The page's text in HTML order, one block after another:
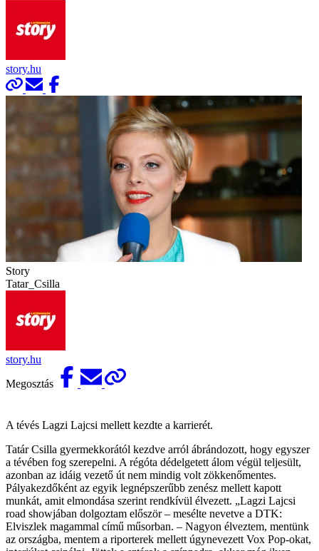
story.hu
Story
Tatar_Csilla
story.hu
Megosztás
A tévés Lagzi Lajcsi mellett kezdte a karrierét.
Tatár Csilla gyermekkorától kezdve arról ábrándozott, hogy egyszer
a tévében fog szerepelni. A régóta dédelgetett álom végül teljesült,
azonban az idáig vezető út nem mindig volt zökkenőmentes.
Pályakezdőként az egyik legnépszerűbb zenész mellett kapott
munkát, amit elmondása szerint rendkívül élvezett. „Lagzi Lajcsi
road showjában dolgoztam először – mesélte nevetve a DTK:
Elviszlek magammal című műsorban. – Nagyon élveztem, mentünk
az országba, mentem a riporterek mellett úgynevezett Vox Pop-okat,